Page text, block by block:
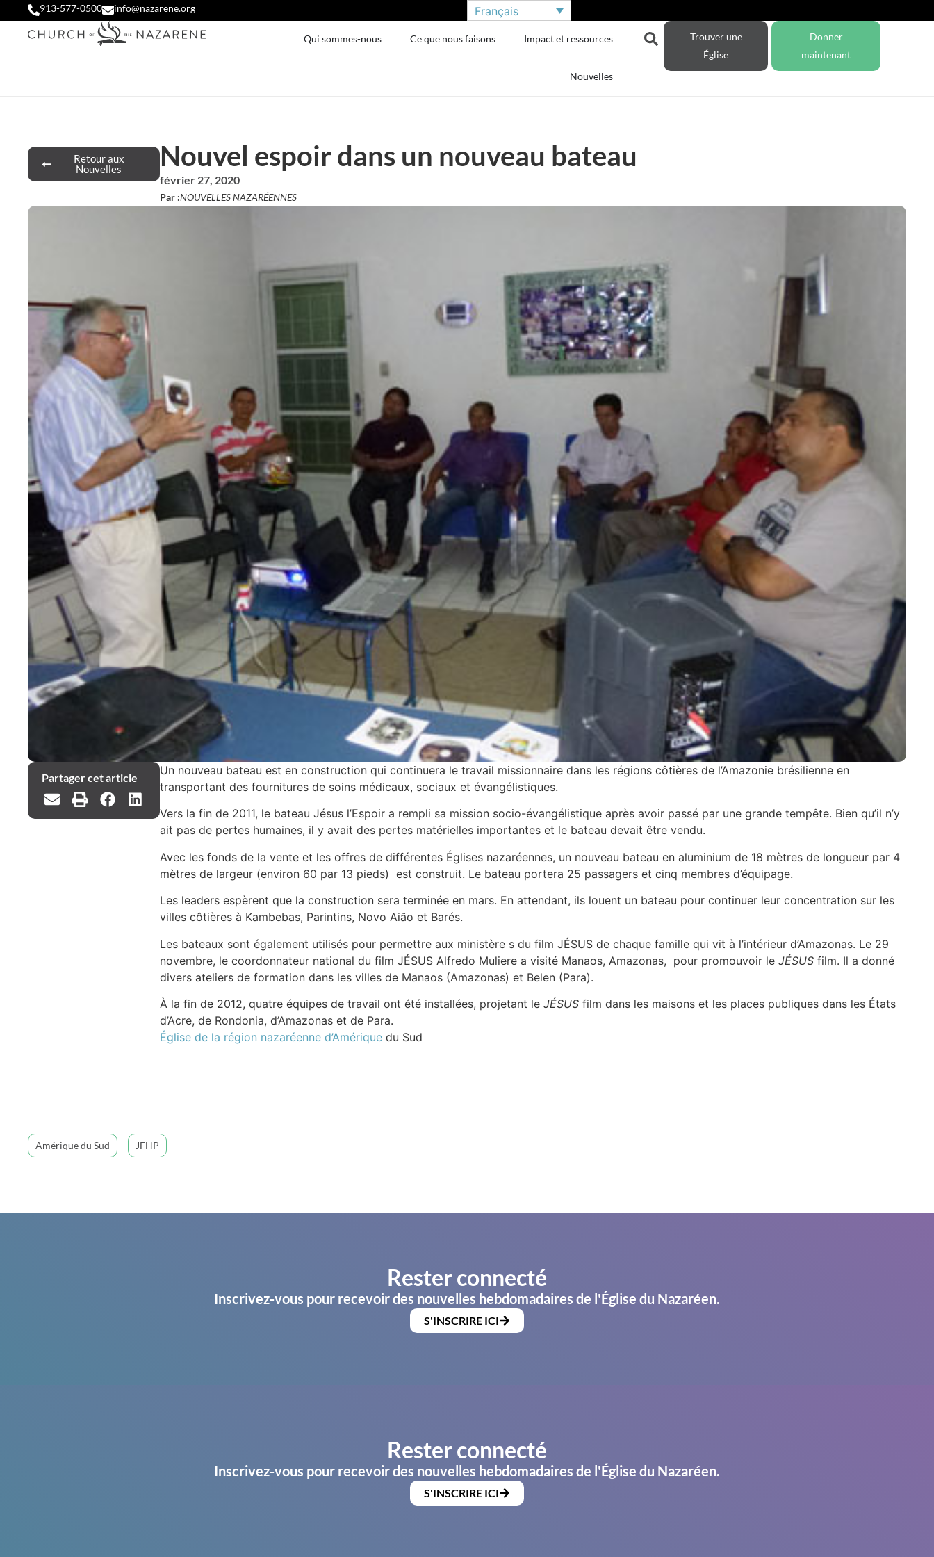
913-577-0500 info@nazarene.org Français
Qui sommes-nous Ce que nous faisons Impact et ressources
Nouvelles
Trouver une
Église
Donner
maintenant
Retour aux
Nouvelles
Nouvel espoir dans un nouveau bateau
février 27, 2020
Par :NOUVELLES NAZARÉENNES
Partager cet article
Un nouveau bateau est en construction qui continuera le travail missionnaire dans les régions côtières de l’Amazonie brésilienne en
transportant des fournitures de soins médicaux, sociaux et évangélistiques.
Vers la fin de 2011, le bateau Jésus l’Espoir a rempli sa mission socio-évangélistique après avoir passé par une grande tempête. Bien qu’il n’y
ait pas de pertes humaines, il y avait des pertes matérielles importantes et le bateau devait être vendu.
Avec les fonds de la vente et les offres de différentes Églises nazaréennes, un nouveau bateau en aluminium de 18 mètres de longueur par 4
mètres de largeur (environ 60 par 13 pieds) est construit. Le bateau portera 25 passagers et cinq membres d’équipage.
Les leaders espèrent que la construction sera terminée en mars. En attendant, ils louent un bateau pour continuer leur concentration sur les
villes côtières à Kambebas, Parintins, Novo Aião et Barés.
Les bateaux sont également utilisés pour permettre aux ministère s du film JÉSUS de chaque famille qui vit à l’intérieur d’Amazonas. Le 29
novembre, le coordonnateur national du film JÉSUS Alfredo Muliere a visité Manaos, Amazonas, pour promouvoir le JÉSUSfilm. Il a donné
divers ateliers de formation dans les villes de Manaos (Amazonas) et Belen (Para).
À la fin de 2012, quatre équipes de travail ont été installées, projetant le JÉSUSfilm dans les maisons et les places publiques dans les États
d’Acre, de Rondonia, d’Amazonas et de Para.
Église de la région nazaréenne d’Amériquedu Sud
Amérique du Sud JFHP
Rester connecté
Inscrivez-vous pour recevoir des nouvelles hebdomadaires de l'Église du Nazaréen.
S'INSCRIRE ICI
Rester connecté
Inscrivez-vous pour recevoir des nouvelles hebdomadaires de l'Église du Nazaréen.
S'INSCRIRE ICI